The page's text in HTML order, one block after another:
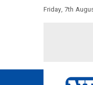
Friday, 7th